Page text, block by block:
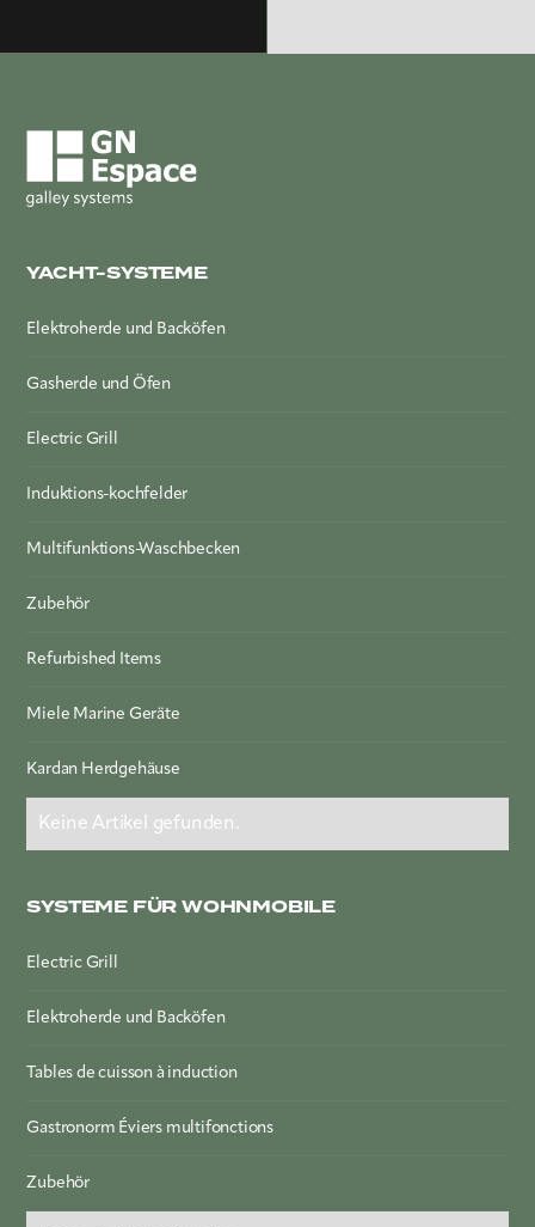
ZUBEHÖR
YACHT-SYSTEME
Elektroherde und Backöfen
Gasherde und Öfen
Electric Grill
Induktions-kochfelder
Multifunktions-Waschbecken
Zubehör
Refurbished Items
Miele Marine Geräte
Kardan Herdgehäuse
Keine Artikel gefunden.
SYSTEME FÜR WOHNMOBILE
Electric Grill
Elektroherde und Backöfen
Tables de cuisson à induction
Gastronorm Éviers multifonctions
Zubehör